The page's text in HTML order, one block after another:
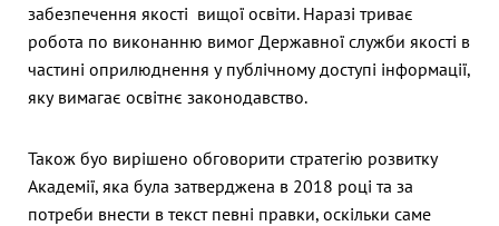
забезпечення якості вищої освіти. Наразі триває
робота по виконанню вимог Державної служби якості в
частині оприлюднення у публічному доступі інформації,
яку вимагає освітнє законодавство.
Також буо вирішено обговорити стратегію розвитку
Академії, яка була затверджена в 2018 році та за
потреби внести в текст певні правки, оскільки саме